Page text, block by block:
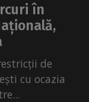
în
de
cu ocazia